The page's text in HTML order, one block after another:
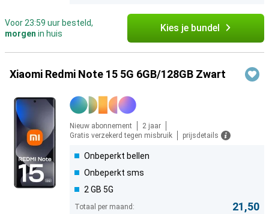
Voor 23:59 uur besteld,
morgen in huis Kies je bundel
Xiaomi Redmi Note 15 5G 6GB/128GB Zwart
Nieuw abonnement
2 jaar
Gratis verzekerd tegen misbruik
prijsdetails
Onbeperkt bellen
Onbeperkt sms
2 GB 5G
Totaal per maand: 21,50